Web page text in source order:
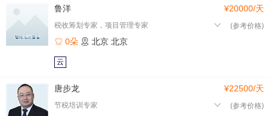
鲁洋
税收筹划专家，项目管理专家
0朵 北京 北京
¥20000/天
(参考价格)
云
唐步龙
节税培训专家
¥22500/天
(参考价格)